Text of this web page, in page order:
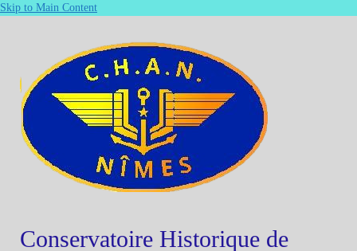
Skip to Main Content
Conservatoire Historique de